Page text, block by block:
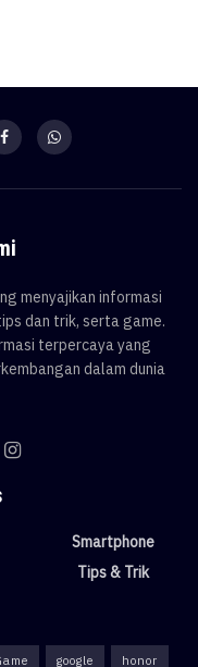
menyajikan informasi
dan trik, serta game.
terpercaya yang
dalam dunia
Smartphone
Tips & Trik
google honor